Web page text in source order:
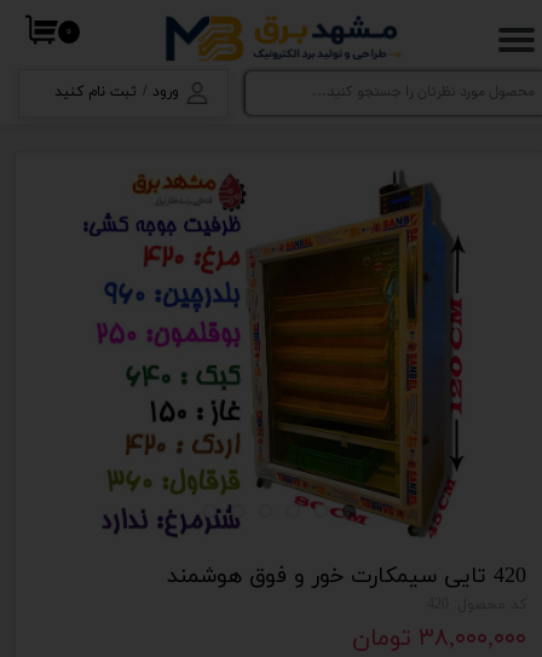
ورود / ثبت نام کنید
حساب کاربری من
تغییر گذر واژه
خروج از حساب کاربری
۰
420 تایی سیمکارت خور و فوق هوشمند
۳۸,۰۰۰,۰۰۰ تومان